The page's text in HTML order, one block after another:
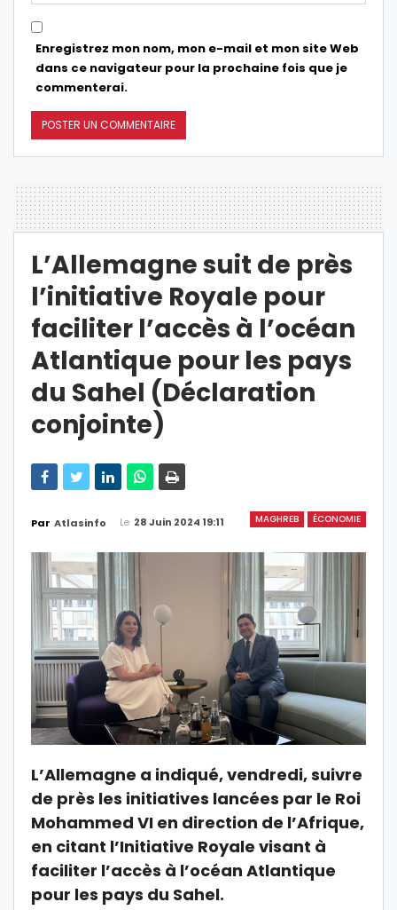
Enregistrez mon nom, mon e-mail et mon site Web
dans ce navigateur pour la prochaine fois que je
commenterai.
L’Allemagne suit de près
l’initiative Royale pour
faciliter l’accès à l’océan
Atlantique pour les pays
du Sahel (Déclaration
conjointe)
MAGHREB ÉCONOMIE
Par Atlasinfo Le 28 Juin 2024 19:11
L’Allemagne a indiqué, vendredi, suivre
de près les initiatives lancées par le Roi
Mohammed VI en direction de l’Afrique,
en citant l’Initiative Royale visant à
faciliter l’accès à l’océan Atlantique
pour les pays du Sahel.